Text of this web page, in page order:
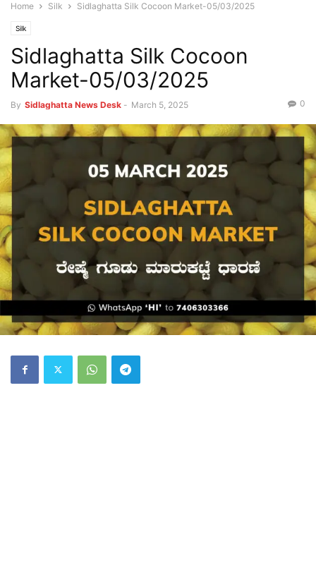
Home Silk Sidlaghatta Silk Cocoon Market-05/03/2025
Silk
Sidlaghatta Silk Cocoon
Market-05/03/2025
By Sidlaghatta News Desk - March 5, 2025 0